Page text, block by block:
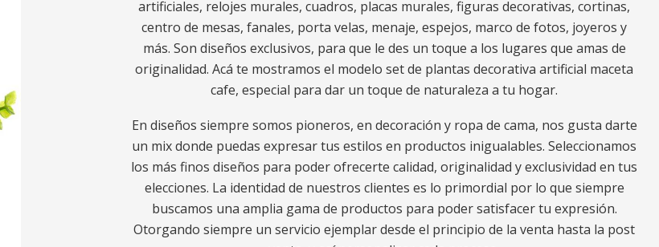
artificiales, relojes murales, cuadros, placas murales, figuras decorativas, cortinas,
centro de mesas, fanales, porta velas, menaje, espejos, marco de fotos, joyeros y
más. Son diseños exclusivos, para que le des un toque a los lugares que amas de
originalidad. Acá te mostramos el modelo set de plantas decorativa artificial maceta
cafe, especial para dar un toque de naturaleza a tu hogar.
En diseños siempre somos pioneros, en decoración y ropa de cama, nos gusta darte
un mix donde puedas expresar tus estilos en productos inigualables. Seleccionamos
los más finos diseños para poder ofrecerte calidad, originalidad y exclusividad en tus
elecciones. La identidad de nuestros clientes es lo primordial por lo que siempre
buscamos una amplia gama de productos para poder satisfacer tu expresión.
Otorgando siempre un servicio ejemplar desde el principio de la venta hasta la post